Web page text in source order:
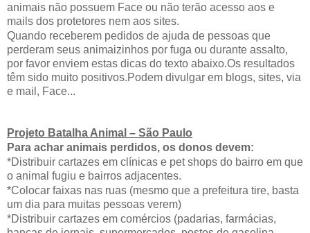
animais não possuem Face ou não terão acesso aos e
mails dos protetores nem aos sites.
Quando receberem pedidos de ajuda de pessoas que
perderam seus animaizinhos por fuga ou durante assalto,
por favor enviem estas dicas do texto abaixo.Os resultados
têm sido muito positivos.Podem divulgar em blogs, sites, via
e mail, Face...
Projeto Batalha Animal – São Paulo
Para achar animais perdidos, os donos devem:
*Distribuir cartazes em clínicas e pet shops do bairro em que
o animal fugiu e bairros adjacentes.
*Colocar faixas nas ruas (mesmo que a prefeitura tire, basta
um dia para muitas pessoas verem)
*Distribuir cartazes em comércios (padarias, farmácias,